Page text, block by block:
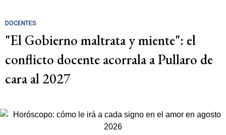
DOCENTES
"El Gobierno maltrata y miente": el
conflicto docente acorrala a Pullaro de
cara al 2027